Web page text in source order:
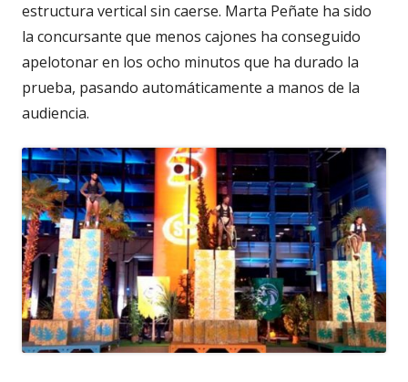
estructura vertical sin caerse. Marta Peñate ha sido
la concursante que menos cajones ha conseguido
apelotonar en los ocho minutos que ha durado la
prueba, pasando automáticamente a manos de la
audiencia.